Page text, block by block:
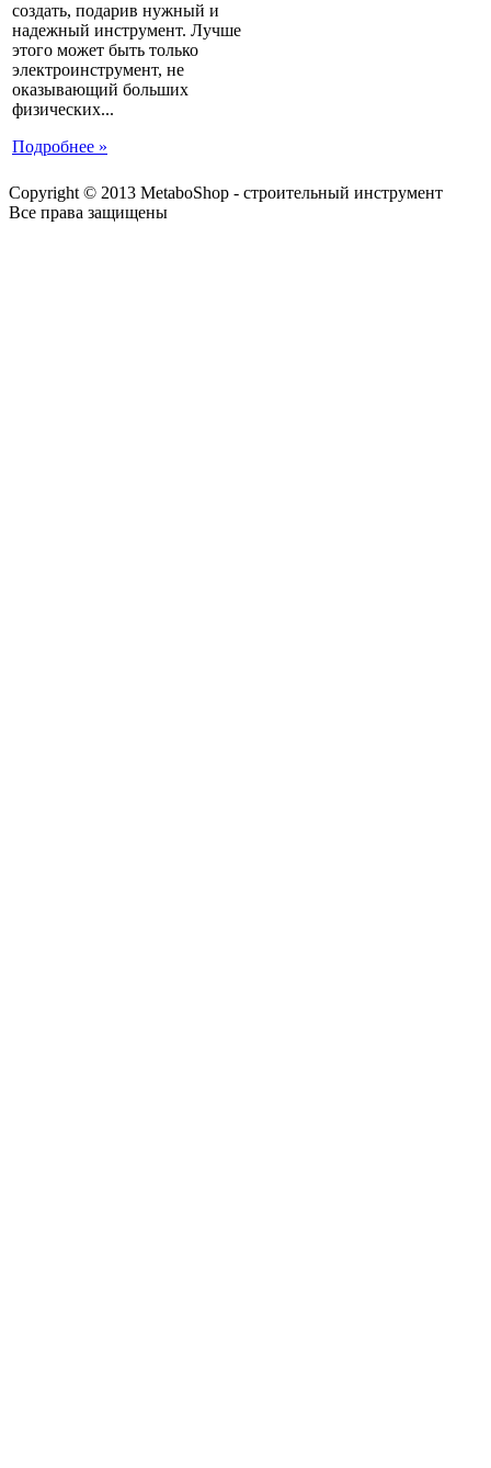
создать, подарив нужный и
надежный инструмент. Лучше
этого может быть только
электроинструмент, не
оказывающий больших
физических...
Подробнее »
Copyright © 2013 MetaboShop - строительный инструмент
Все права защищены